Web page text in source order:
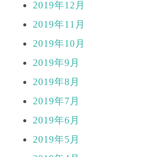
2019年12月
2019年11月
2019年10月
2019年9月
2019年8月
2019年7月
2019年6月
2019年5月